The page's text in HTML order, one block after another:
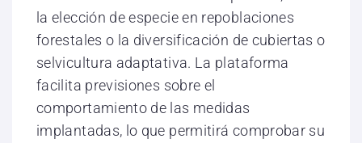
la elección de especie en repoblaciones
forestales o la diversificación de cubiertas o
selvicultura adaptativa. La plataforma
facilita previsiones sobre el
comportamiento de las medidas
implantadas, lo que permitirá comprobar su